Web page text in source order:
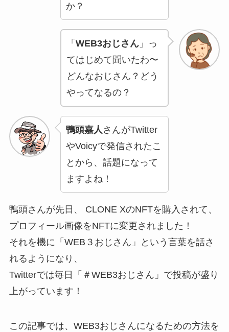
か？
「 WEB3おじさん」っ
てはじめて聞いたわ〜
どんなおじさん？どう
やってなるの？
鴨頭嘉人 さんがTwitter
やVoicyで発信されたこ
とから、話題になって
ますよね！
鴨頭さんが先日、 CLONE XのNFTを購入されて、
プロフィール画像をNFTに変更されました！
それを機に「WEB３おじさん」という言葉を話さ
れるようになり、
Twitterでは毎日「＃WEB3おじさん」で投稿が盛り
上がっています！
この記事では、WEB3おじさんになるための方法を